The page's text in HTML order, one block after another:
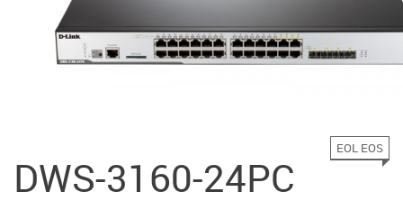
DWS-3160-24PC
EOL EOS